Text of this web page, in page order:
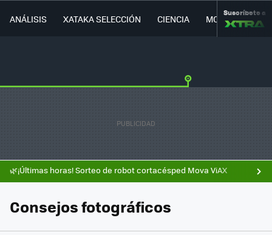
ANÁLISIS XATAKA SELECCIÓN CIENCIA MOVILIDAD
Suscríbete a
🌿¡Últimas horas! Sorteo de robot cortacésped Mova ViAX
Consejos fotográficos